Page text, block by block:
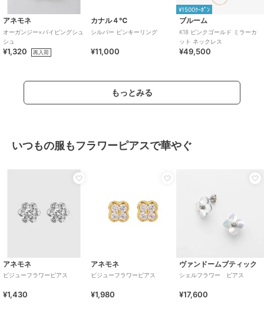
アネモネ
オーガンジー×パイピングシュ
シュ
¥1,320 再入荷
カナル４℃
シルバー ピンキーリング
¥11,000
¥1500ｸｰﾎﾟﾝ
ブルーム
K18 ピンクゴールド ミラーカ
ット ネックレス
¥49,500
もっとみる
いつもの服もフラワーピアスで華やぐ
アネモネ
ビジューフラワーピアス
¥1,430
アネモネ
ビジューフラワーピアス
¥1,980
ヴァンドームブティック
シェルフラワー ピアス
¥17,600